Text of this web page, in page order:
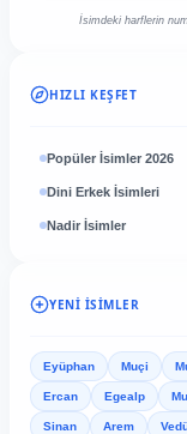
İsimdeki harflerin
HIZLI KEŞFET
Popüler İsimler 2026
Dini Erkek İsimleri
Nadir İsimler
YENI İSIMLER
Eyüphan Muçi
Ercan Egealp
Sinan Arem